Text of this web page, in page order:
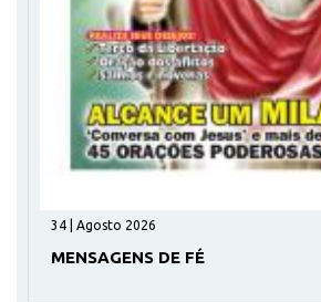
34 | Agosto 2026
MENSAGENS DE FÉ